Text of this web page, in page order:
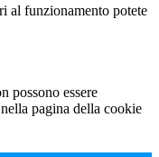
al funzionamento potete
possono essere
pagina della cookie